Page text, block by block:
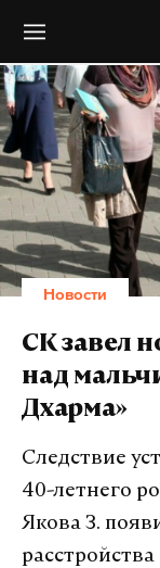
Новости
СК завел
над
Дхарма»
Следствие
40-летнего
Якова З.
расстройства